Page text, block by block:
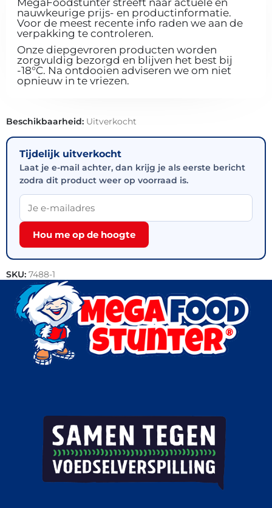
MegaFoodstunter streeft naar actuele en
nauwkeurige prijs- en productinformatie.
Voor de meest recente info raden we aan de
verpakking te controleren.
Onze diepgevroren producten worden
zorgvuldig bezorgd en blijven het best bij
-18°C. Na ontdooien adviseren we om niet
opnieuw in te vriezen.
Beschikbaarheid: Uitverkocht
Tijdelijk uitverkocht
Laat je e-mail achter, dan krijg je als eerste bericht
zodra dit product weer op voorraad is.
Hou me op de hoogte
SKU: 7488-1
Categorieën:IJs